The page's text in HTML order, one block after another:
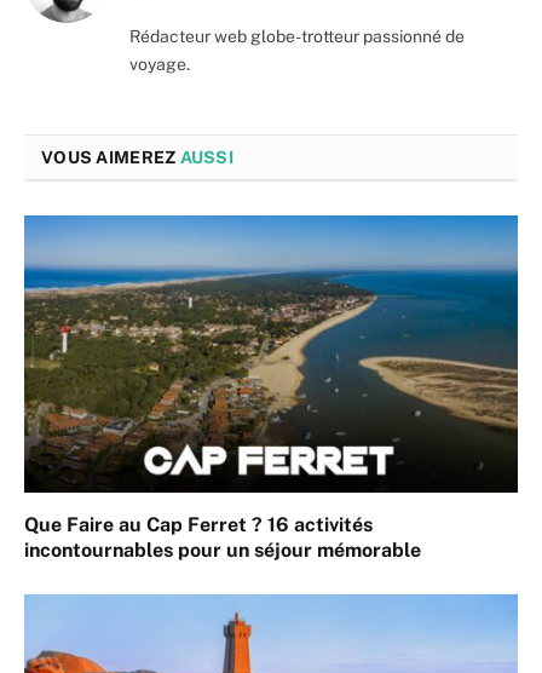
Rédacteur web globe-trotteur passionné de
voyage.
VOUS AIMEREZ AUSSI
Que Faire au Cap Ferret ? 16 activités
incontournables pour un séjour mémorable